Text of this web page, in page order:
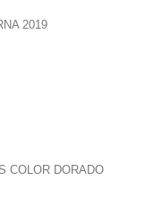
2019
COLOR DORADO